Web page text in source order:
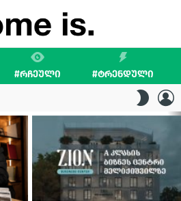
#ᲠᲩᲔᲣᲚᲘ #ᲢᲠᲔᲜᲓᲣᲚᲘ
SKIN